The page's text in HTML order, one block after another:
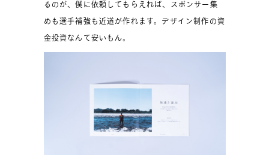
るのが、僕に依頼してもらえれば、スポンサー集
めも選手補強も近道が作れます。デザイン制作の資
金投資なんて安いもん。